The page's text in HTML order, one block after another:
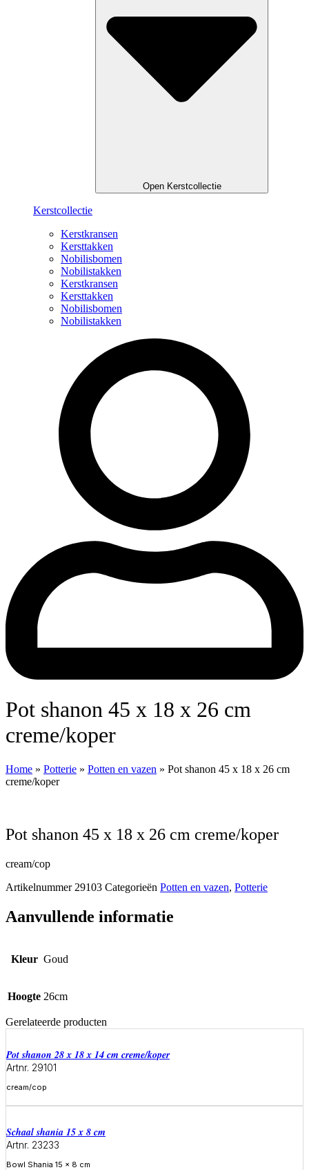
Open Kerstcollectie
Kerstcollectie
Kerstkransen
Kersttakken
Nobilisbomen
Nobilistakken
Kerstkransen
Kersttakken
Nobilisbomen
Nobilistakken
Pot shanon 45 x 18 x 26 cm
creme/koper
Home » Potterie » Potten en vazen » Pot shanon 45 x 18 x 26 cm
creme/koper
Pot shanon 45 x 18 x 26 cm creme/koper
cream/cop
Artikelnummer 29103 Categorieën Potten en vazen, Potterie
Aanvullende informatie
Kleur Goud
Hoogte 26cm
Gerelateerde producten
Pot shanon 28 x 18 x 14 cm creme/koper
Artnr. 29101
cream/cop
Meer informatie
Schaal shania 15 x 8 cm
Artnr. 23233
Bowl Shania 15 x 8 cm